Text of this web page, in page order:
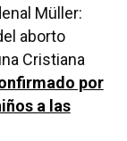
Müller:
aborto
Cristiana
por
a las